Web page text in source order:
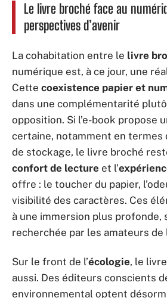
Le livre broché face au
perspectives d’avenir
La cohabitation entre le livre
numérique est, à ce jour, une
Cette coexistence papier et
dans une complémentarité
opposition. Si l’e-book propose
certaine, notamment en termes
de stockage, le livre broché
confort de lecture et l’
offre : le toucher du papier,
visibilité des caractères. Ces
à une immersion plus profonde,
recherchée par les amateurs de
Sur le front de l’écologie, le
aussi. Des éditeurs conscients
environnemental optent